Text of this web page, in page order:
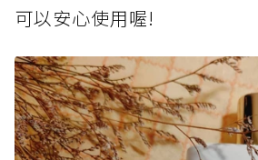
可以安心使用喔!